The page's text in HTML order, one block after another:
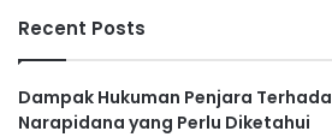
Recent Posts
Dampak Hukuman Penjara
Narapidana yang Perlu Diketahui